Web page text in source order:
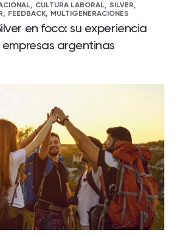
CULTURA LABORAL, SILVER,
FEEDBACK, MULTIGENERACIONES
en foco: su experiencia
argentinas